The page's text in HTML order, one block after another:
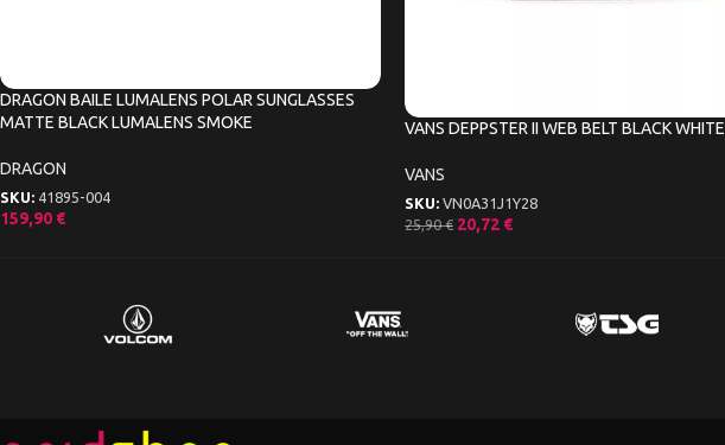
DRAGON BAILE LUMALENS POLAR SUNGLASSES
MATTE BLACK LUMALENS SMOKE
DRAGON
SKU: 41895-004
159,90 €
VANS DEPPSTER II WEB BELT BLACK WHITE
VANS
SKU: VN0A31J1Y28
25,90€ 20,72 €